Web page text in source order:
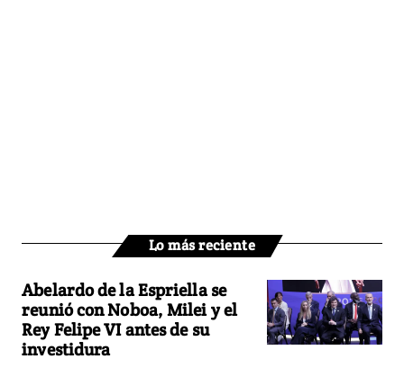
Lo más reciente
Abelardo de la Espriella se
reunió con Noboa, Milei y el
Rey Felipe VI antes de su
investidura